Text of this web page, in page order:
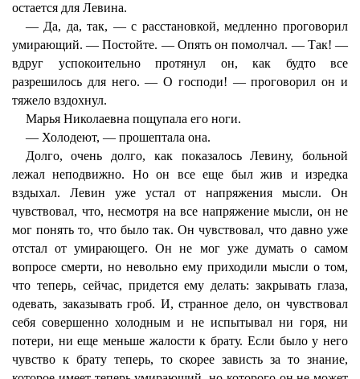
остается для Левина.
— Да, да, так, — с расстановкой, медленно проговорил
умирающий. — Постойте. — Опять он помолчал. — Так! —
вдруг успокоительно протянул он, как будто все
разрешилось для него. — О господи! — проговорил он и
тяжело вздохнул.
Марья Николаевна пощупала его ноги.
— Холодеют, — прошептала она.
Долго, очень долго, как показалось Левину, больной
лежал неподвижно. Но он все еще был жив и изредка
вздыхал. Левин уже устал от напряжения мысли. Он
чувствовал, что, несмотря на все напряжение мысли, он не
мог понять то, что было так. Он чувствовал, что давно уже
отстал от умирающего. Он не мог уже думать о самом
вопросе смерти, но невольно ему приходили мысли о том,
что теперь, сейчас, придется ему делать: закрывать глаза,
одевать, заказывать гроб. И, странное дело, он чувствовал
себя совершенно холодным и не испытывал ни горя, ни
потери, ни еще меньше жалости к брату. Если было у него
чувство к брату теперь, то скорее зависть за то знание,